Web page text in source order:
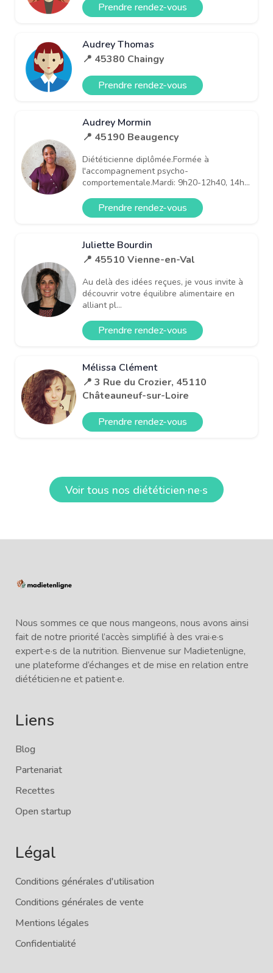
Prendre rendez-vous
Audrey Thomas
📍 45380 Chaingy
Prendre rendez-vous
Audrey Mormin
📍 45190 Beaugency
Diététicienne diplômée.Formée à
l'accompagnement psycho-
comportementale.Mardi: 9h20-12h40, 14h...
Prendre rendez-vous
Juliette Bourdin
📍 45510 Vienne-en-Val
Au delà des idées reçues, je vous invite à
découvrir votre équilibre alimentaire en
alliant pl...
Prendre rendez-vous
Mélissa Clément
📍 3 Rue du Crozier, 45110
Châteauneuf-sur-Loire
Prendre rendez-vous
Voir tous nos diététicien·ne·s
Nous sommes ce que nous mangeons, nous avons ainsi
fait de notre priorité l’accès simplifié à des vrai·e·s
expert·e·s de la nutrition. Bienvenue sur Madietenligne,
une plateforme d’échanges et de mise en relation entre
diététicien·ne et patient·e.
Liens
Blog
Partenariat
Recettes
Open startup
Légal
Conditions générales d'utilisation
Conditions générales de vente
Mentions légales
Confidentialité